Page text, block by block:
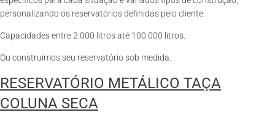
personalizando os reservatórios definidas pelo cliente.
Capacidades entre 2.000 litros até 100.000 litros.
Ou construímos seu reservatório sob medida.
RESERVATÓRIO METÁLICO TAÇA
COLUNA SECA